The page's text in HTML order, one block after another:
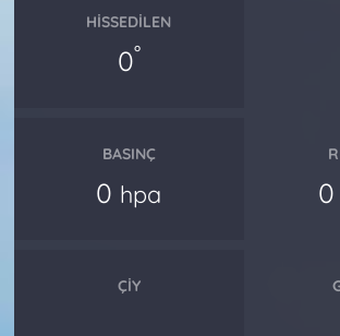
HISSEDILEN
0°
BASINÇ
0 hpa 0
ÇIY